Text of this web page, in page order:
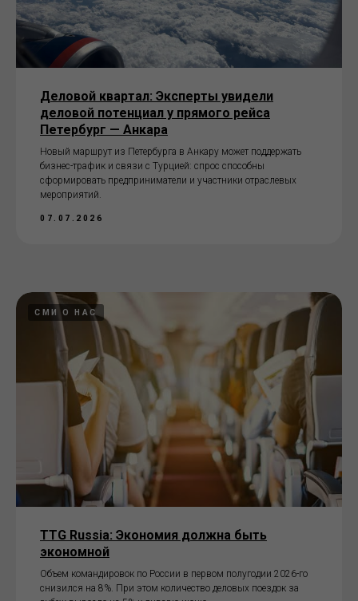
Деловой квартал: Эксперты увидели
деловой потенциал у прямого рейса
Петербург — Анкара
Новый маршрут из Петербурга в Анкару может поддержать
бизнес-трафик и связи с Турцией: спрос способны
сформировать предприниматели и участники отраслевых
мероприятий.
07.07.2026
СМИ О НАС
TTG Russia: Экономия должна быть
экономной
Объем командировок по России в первом полугодии 2026-го
снизился на 8%. При этом количество деловых поездок за